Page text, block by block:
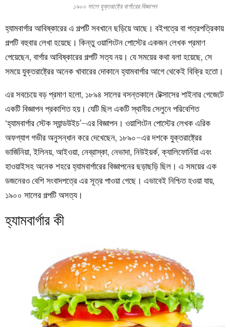
১৯০০ সালে যুক্তরাষ্ট্রে বার্গারের বিজ্ঞাপন
হ্যামবার্গার আবিষ্কারের এ গল্পটি সবখানে ছড়িয়ে আছে। বইপত্রে বা পত্রপত্রিকায়
গল্পটি বহুবার লেখা হয়েছে। কিন্তু ওয়াশিংটন পোস্টের একজন লেখক প্রমাণ
পেয়েছেন, বার্গার আবিষ্কারের গল্পটি সত্য নয়। যে সময়ের কথা বলা হয়েছে, সে
সময়ে যুক্তরাষ্ট্রের অনেক খাবারের দোকানে হ্যামবার্গার আগে থেকেই বিক্রি হতো।
এর সবচেয়ে বড় প্রমাণ হলো, ১৮৯৪ সালের বসন্তকালে টেক্সাসের শাইনার গেজেটে
একটি বিজ্ঞাপন প্রকাশিত হয়। যেটি ছিল একটি স্থানীয় সেলুনে পরিবেশিত
‘হ্যামবার্গার স্টেক স্যান্ডউইচ’–এর বিজ্ঞাপন। ওয়াশিংটন পোস্টের লেখক এরিক
অফগ্যাগ গভীর অনুসন্ধান করে দেখেছেন, ১৮৯০–এর দশকে যুক্তরাষ্ট্রের
ভার্জিনিয়া, ইলিনয়, আইওয়া, নেব্রাস্কা, নেভাদা, নিউইয়র্ক, ক্যালিফোর্নিয়া এবং
হাওয়াইসহ অনেক শহরে হ্যামবার্গারের বিজ্ঞাপনের ছড়াছড়ি ছিল। এ সময়ের এক
ডজনেরও বেশি সংবাদপত্রে এর সূত্র পাওয়া গেছে। এভাবেই নিশ্চিত হওয়া যায়,
১৯০০ সালের গল্পটি অসত্য।
হ্যামবার্গার কী